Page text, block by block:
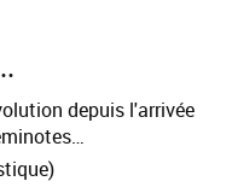
depuis l'arrivée